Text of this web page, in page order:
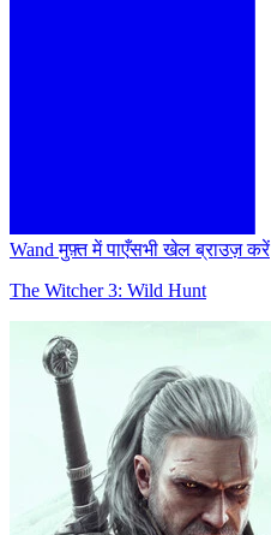
Wand मुफ़्त में पाएँसभी खेल ब्राउज़ करें
The Witcher 3: Wild Hunt